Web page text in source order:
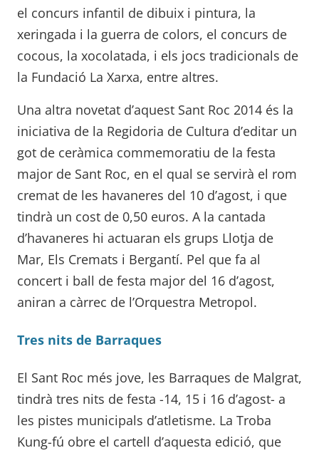
el concurs infantil de dibuix i pintura, la
xeringada i la guerra de colors, el concurs de
cocous, la xocolatada, i els jocs tradicionals de
la Fundació La Xarxa, entre altres.
Una altra novetat d’aquest Sant Roc 2014 és la
iniciativa de la Regidoria de Cultura d’editar un
got de ceràmica commemoratiu de la festa
major de Sant Roc, en el qual se servirà el rom
cremat de les havaneres del 10 d’agost, i que
tindrà un cost de 0,50 euros. A la cantada
d’havaneres hi actuaran els grups Llotja de
Mar, Els Cremats i Bergantí. Pel que fa al
concert i ball de festa major del 16 d’agost,
aniran a càrrec de l’Orquestra Metropol.
Tres nits de Barraques
El Sant Roc més jove, les Barraques de Malgrat,
tindrà tres nits de festa -14, 15 i 16 d’agost- a
les pistes municipals d’atletisme. La Troba
Kung-fú obre el cartell d’aquesta edició, que